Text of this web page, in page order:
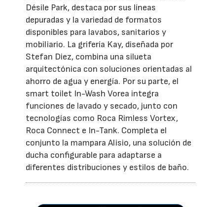
Désile Park, destaca por sus líneas
depuradas y la variedad de formatos
disponibles para lavabos, sanitarios y
mobiliario. La grifería Kay, diseñada por
Stefan Diez, combina una silueta
arquitectónica con soluciones orientadas al
ahorro de agua y energía. Por su parte, el
smart toilet In-Wash Vorea integra
funciones de lavado y secado, junto con
tecnologías como Roca Rimless Vortex,
Roca Connect e In-Tank. Completa el
conjunto la mampara Alisio, una solución de
ducha configurable para adaptarse a
diferentes distribuciones y estilos de baño.